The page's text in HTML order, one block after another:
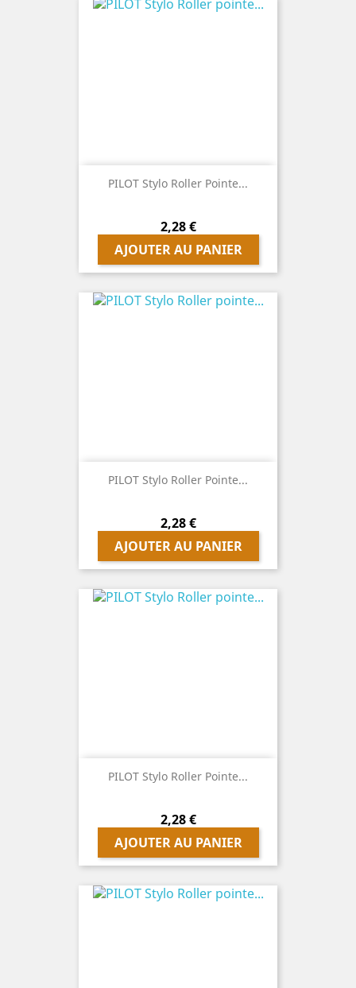
PILOT Stylo Roller Pointe...
Prix
2,28 €
AJOUTER AU PANIER
PILOT Stylo Roller Pointe...
Prix
2,28 €
AJOUTER AU PANIER
PILOT Stylo Roller Pointe...
Prix
2,28 €
AJOUTER AU PANIER